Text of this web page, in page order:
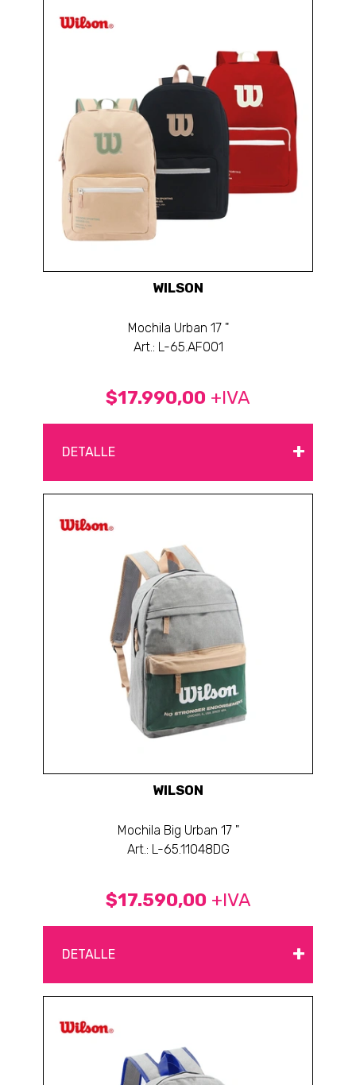
WILSON
Mochila Urban 17 "
Art.: L-65.AF001
$17.990,00 +IVA
DETALLE +
WILSON
Mochila Big Urban 17 "
Art.: L-65.11048DG
$17.590,00 +IVA
DETALLE +